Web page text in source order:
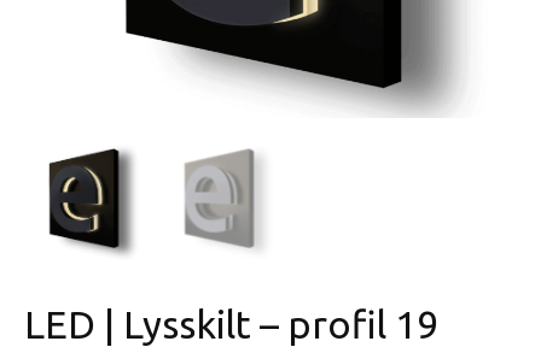
LED | Lysskilt – profil 19